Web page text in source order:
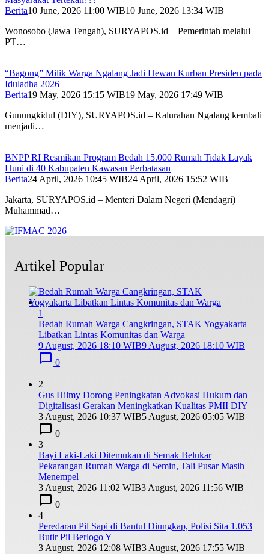
Berita10 June, 2026 11:00 WIB10 June, 2026 13:34 WIB
Wonosobo (Jawa Tengah), SURYAPOS.id – Pemerintah melalui
PT…
“Bagong” Milik Warga Ngalang Jadi Hewan Kurban Presiden pada
Iduladha 2026
Berita19 May, 2026 15:15 WIB19 May, 2026 17:49 WIB
Gunungkidul (DIY), SURYAPOS.id – Kalurahan Ngalang kembali
menjadi…
BNPP RI Resmikan Program Bedah 15.000 Rumah Tidak Layak
Huni di 40 Kabupaten Kawasan Perbatasan
Berita24 April, 2026 10:45 WIB24 April, 2026 15:52 WIB
Jakarta, SURYAPOS.id – Menteri Dalam Negeri (Mendagri)
Muhammad…
Artikel Popular
1
Bedah Rumah Warga Cangkringan, STAK Yogyakarta
Libatkan Lintas Komunitas dan Warga
9 August, 2026 18:10 WIB9 August, 2026 18:10 WIB
0
2
Gus Hilmy Dorong Peningkatan Advokasi Hukum dan
Digitalisasi Gerakan Meningkatkan Kualitas PMII DIY
3 August, 2026 10:37 WIB5 August, 2026 05:05 WIB
0
3
Bayi Laki-Laki Ditemukan di Semak Belukar
Pekarangan Rumah Warga di Semin, Tali Pusar Masih
Menempel
3 August, 2026 11:02 WIB3 August, 2026 11:56 WIB
0
4
Peredaran Pil Sapi di Bantul Diungkap, Polisi Sita 1.053
Butir Pil Berlogo Y
3 August, 2026 12:08 WIB3 August, 2026 17:55 WIB